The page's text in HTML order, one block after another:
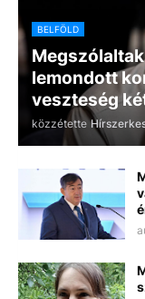
BELFÖLD
lemondott
veszteség
közzétette